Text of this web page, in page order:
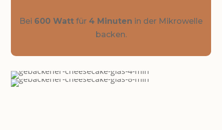
Bei 600 Watt für 4 Minuten in der Mikrowelle
backen.